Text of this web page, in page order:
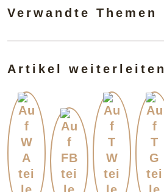
Verwandte Themen
Artikel weiterleiten